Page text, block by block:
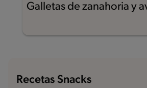
Galletas de zanahoria y
Recetas Snacks